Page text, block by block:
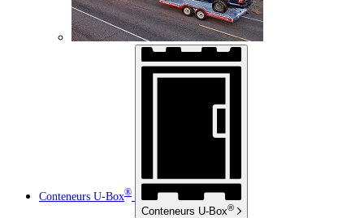
Conteneurs U-Box®
Conteneurs U-Box®